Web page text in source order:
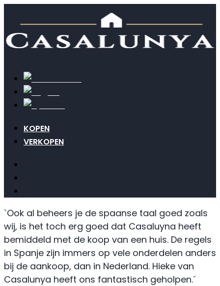
KOPEN
VERKOPEN
`Ook al beheers je de spaanse taal goed zoals
wij, is het toch erg goed dat Casaluyna heeft
bemiddeld met de koop van een huis. De regels
in Spanje zijn immers op vele onderdelen anders
bij de aankoop, dan in Nederland. Hieke van
Casalunya heeft ons fantastisch geholpen.´